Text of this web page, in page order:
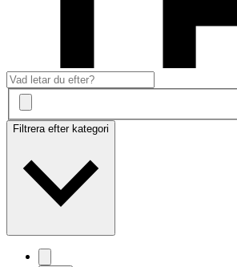
Filtrera efter kategori